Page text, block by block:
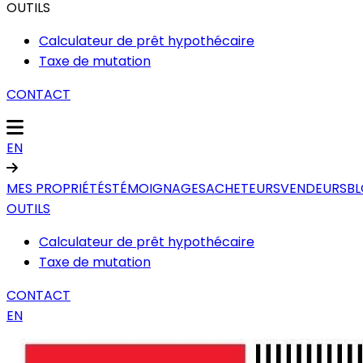
OUTILS
Calculateur de prêt hypothécaire
Taxe de mutation
CONTACT
EN
MES PROPRIÉTÉSTÉMOIGNAGESACHETEURSVENDEURS
OUTILS
Calculateur de prêt hypothécaire
Taxe de mutation
CONTACT
EN